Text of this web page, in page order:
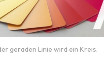
geraden Linie wird ein Kreis.